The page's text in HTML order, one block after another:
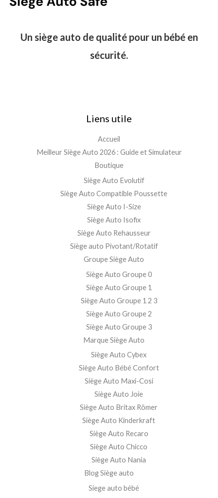
Un siège auto de qualité pour un bébé en
sécurité.
Liens utile
Accueil
Meilleur Siège Auto 2026 : Guide et Simulateur
Boutique
Siège Auto Evolutif
Siège Auto Compatible Poussette
Siège Auto I-Size
Siège Auto Isofix
Siège Auto Rehausseur
Siège auto Pivotant/Rotatif
Groupe Siège Auto
Siège Auto Groupe 0
Siège Auto Groupe 1
Siège Auto Groupe 1 2 3
Siège Auto Groupe 2
Siège Auto Groupe 3
Marque Siège Auto
Siège Auto Cybex
Siège Auto Bébé Confort
Siège Auto Maxi-Cosi
Siège Auto Joie
Siège Auto Britax Römer
Siège Auto Kinderkraft
Siège Auto Recaro
Siège Auto Chicco
Siège Auto Nania
Blog Siège auto
Siege auto bébé